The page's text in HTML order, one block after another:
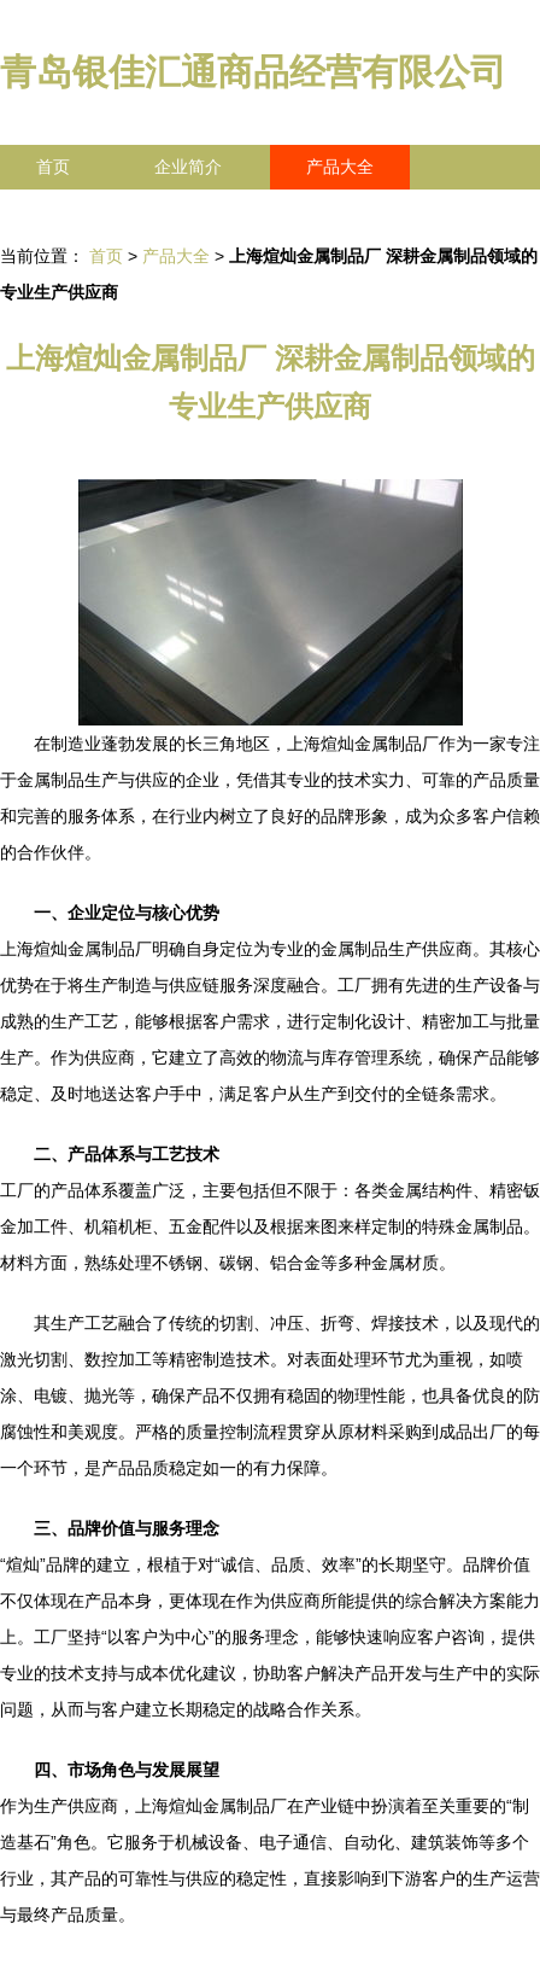
青岛银佳汇通商品经营有限公司
首页 企业简介 产品大全
当前位置： 首页 > 产品大全 >
上海煊灿金属制品厂 深耕金属制品领域的
专业生产供应商
上海煊灿金属制品厂 深耕金属制品领域的
专业生产供应商
在制造业蓬勃发展的长三角地区，上海煊灿金属制品厂作为一家专注
于金属制品生产与供应的企业，凭借其专业的技术实力、可靠的产品质量
和完善的服务体系，在行业内树立了良好的品牌形象，成为众多客户信赖
的合作伙伴。
一、企业定位与核心优势
上海煊灿金属制品厂明确自身定位为专业的金属制品生产供应商。其核心
优势在于将生产制造与供应链服务深度融合。工厂拥有先进的生产设备与
成熟的生产工艺，能够根据客户需求，进行定制化设计、精密加工与批量
生产。作为供应商，它建立了高效的物流与库存管理系统，确保产品能够
稳定、及时地送达客户手中，满足客户从生产到交付的全链条需求。
二、产品体系与工艺技术
工厂的产品体系覆盖广泛，主要包括但不限于：各类金属结构件、精密钣
金加工件、机箱机柜、五金配件以及根据来图来样定制的特殊金属制品。
材料方面，熟练处理不锈钢、碳钢、铝合金等多种金属材质。
其生产工艺融合了传统的切割、冲压、折弯、焊接技术，以及现代的
激光切割、数控加工等精密制造技术。对表面处理环节尤为重视，如喷
涂、电镀、抛光等，确保产品不仅拥有稳固的物理性能，也具备优良的防
腐蚀性和美观度。严格的质量控制流程贯穿从原材料采购到成品出厂的每
一个环节，是产品品质稳定如一的有力保障。
三、品牌价值与服务理念
“煊灿”品牌的建立，根植于对“诚信、品质、效率”的长期坚守。品牌价值
不仅体现在产品本身，更体现在作为供应商所能提供的综合解决方案能力
上。工厂坚持“以客户为中心”的服务理念，能够快速响应客户咨询，提供
专业的技术支持与成本优化建议，协助客户解决产品开发与生产中的实际
问题，从而与客户建立长期稳定的战略合作关系。
四、市场角色与发展展望
作为生产供应商，上海煊灿金属制品厂在产业链中扮演着至关重要的“制
造基石”角色。它服务于机械设备、电子通信、自动化、建筑装饰等多个
行业，其产品的可靠性与供应的稳定性，直接影响到下游客户的生产运营
与最终产品质量。